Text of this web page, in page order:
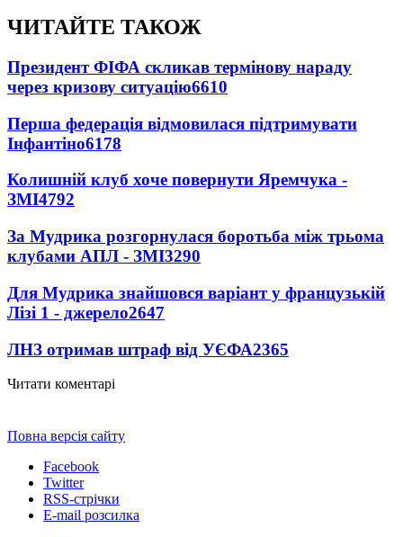
ЧИТАЙТЕ ТАКОЖ
Президент ФІФА скликав термінову нараду
через кризову ситуацію6610
Перша федерація відмовилася підтримувати
Інфантіно6178
Колишній клуб хоче повернути Яремчука -
ЗМІ4792
За Мудрика розгорнулася боротьба між трьома
клубами АПЛ - ЗМІ3290
Для Мудрика знайшовся варіант у французькій
Лізі 1 - джерело2647
ЛНЗ отримав штраф від УЄФА2365
Читати коментарі
Повна версія сайту
Facebook
Twitter
RSS-стрічки
E-mail розсилка